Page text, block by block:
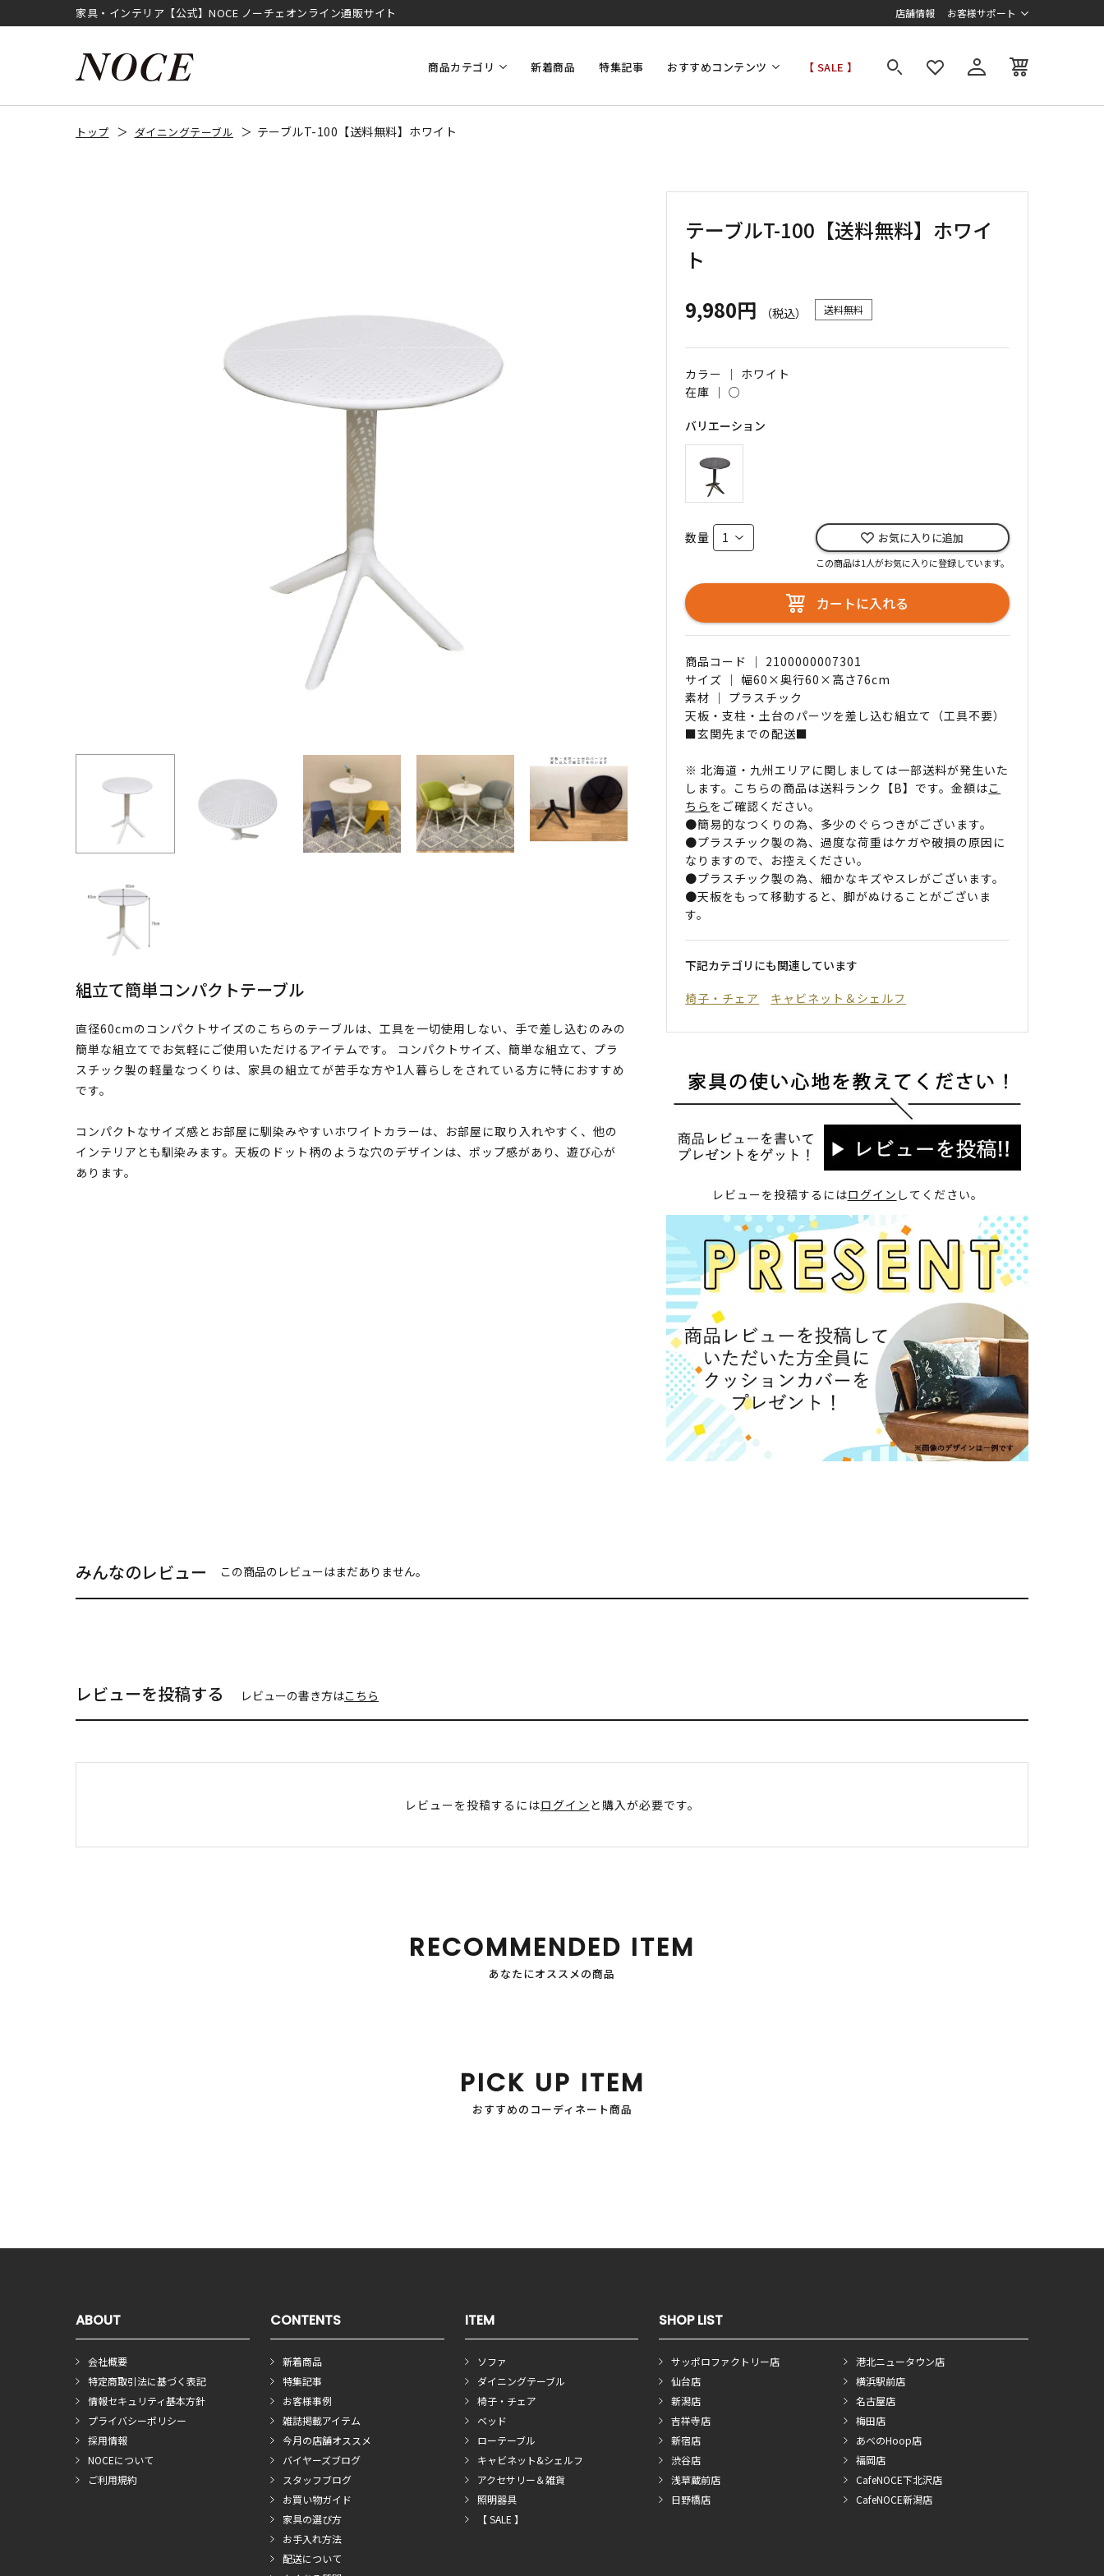
家具・インテリア【公式】NOCE ノーチェオンライン通販サイト 店舗情報 お客様サポート
商品カテゴリ 新着商品 特集記事 おすすめコンテンツ 【 SALE 】
トップ ダイニングテーブル テーブルT-100【送料無料】ホワイト
組立て簡単コンパクトテーブル
直径60cmのコンパクトサイズのこちらのテーブルは、工具を一切使用しない、手で差し込むのみの
簡単な組立てでお気軽にご使用いただけるアイテムです。 コンパクトサイズ、簡単な組立て、プラ
スチック製の軽量なつくりは、家具の組立てが苦手な方や1人暮らしをされている方に特におすすめ
です。
コンパクトなサイズ感とお部屋に馴染みやすいホワイトカラーは、お部屋に取り入れやすく、他の
インテリアとも馴染みます。天板のドット柄のような穴のデザインは、ポップ感があり、遊び心が
あります。
テーブルT-100【送料無料】ホワイ
ト
9,980円
（税込） 送料無料
カラー ｜ ホワイト
在庫 ｜○
バリエーション
数量 お気に入りに追加
この商品は1人がお気に入りに登録しています。
カートに入れる
商品コード ｜ 2100000007301
サイズ ｜ 幅60×奥行60×高さ76cm
素材 ｜ プラスチック
天板・支柱・土台のパーツを差し込む組立て（工具不要）
■玄関先までの配送■
※ 北海道・九州エリアに関しましては一部送料が発生いた
します。こちらの商品は送料ランク【B】です。金額はこ
ちら をご確認ください。
●簡易的なつくりの為、多少のぐらつきがございます。
●プラスチック製の為、過度な荷重はケガや破損の原因に
なりますので、お控えください。
●プラスチック製の為、細かなキズやスレがございます。
●天板をもって移動すると、脚がぬけることがございま
す。
下記カテゴリにも関連しています
椅子・チェア
キャビネット＆シェルフ
レビューを投稿するにはログイン してください。
みんなのレビュー この商品のレビューはまだありません。
レビューを投稿する レビューの書き方はこちら
レビューを投稿するにはログイン と購入が必要です。
RECOMMENDED ITEM
あなたにオススメの商品
PICK UP ITEM
おすすめのコーディネート商品
ABOUT
会社概要
特定商取引法に基づく表記
情報セキュリティ基本方針
プライバシーポリシー
採用情報
NOCEについて
ご利用規約
CONTENTS
新着商品
特集記事
お客様事例
雑誌掲載アイテム
今月の店舗オススメ
バイヤーズブログ
スタッフブログ
お買い物ガイド
家具の選び方
お手入れ方法
配送について
ITEM
ソファ
ダイニングテーブル
椅子・チェア
ベッド
ローテーブル
キャビネット&シェルフ
アクセサリー＆雑貨
照明器具
【 SALE 】
SHOP LIST
サッポロファクトリー店
仙台店
新潟店
吉祥寺店
新宿店
渋谷店
浅草蔵前店
日野橋店
港北ニュータウン店
横浜駅前店
名古屋店
梅田店
あべのHoop店
福岡店
CafeNOCE下北沢店
CafeNOCE新潟店